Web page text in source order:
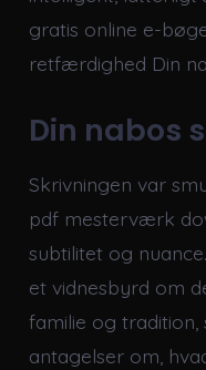
gratis online e-
retfærdighed Din
Din nabos
Skrivningen var
pdf mesterværk
subtilitet og
et vidnesbyrd om
familie og
antagelser om,